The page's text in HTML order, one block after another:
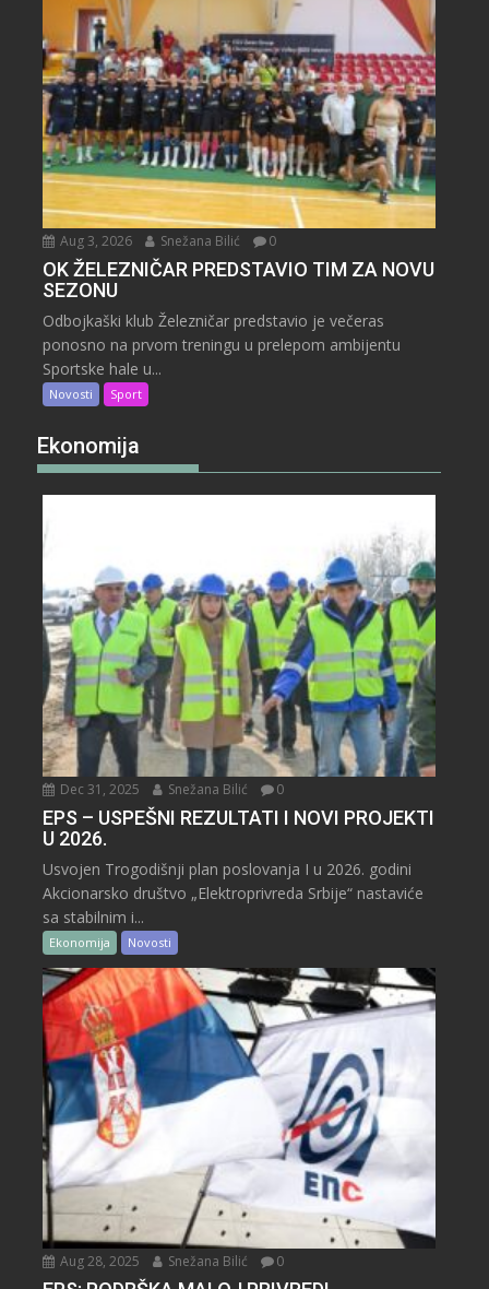
Aug 3, 2026 Snežana Bilić 0
OK ŽELEZNIČAR PREDSTAVIO TIM ZA NOVU
SEZONU
Odbojkaški klub Železničar predstavio je večeras
ponosno na prvom treningu u prelepom ambijentu
Sportske hale u...
Novosti Sport
Ekonomija
Dec 31, 2025 Snežana Bilić 0
EPS – USPEŠNI REZULTATI I NOVI PROJEKTI
U 2026.
Usvojen Trogodišnji plan poslovanja I u 2026. godini
Akcionarsko društvo „Elektroprivreda Srbije“ nastaviće
sa stabilnim i...
Ekonomija Novosti
Aug 28, 2025 Snežana Bilić 0